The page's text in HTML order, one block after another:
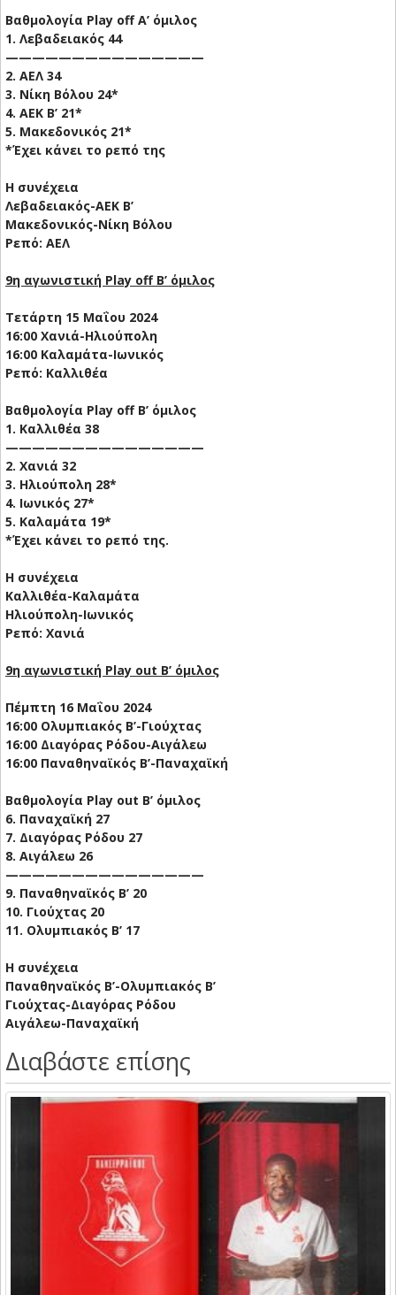
Βαθμολογία Play off Α’ όμιλος
1. Λεβαδειακός 44
———————————————
2. ΑΕΛ 34
3. Νίκη Βόλου 24*
4. ΑΕΚ Β’ 21*
5. Μακεδονικός 21*
*Έχει κάνει το ρεπό της
Η συνέχεια
Λεβαδειακός-ΑΕΚ Β’
Μακεδονικός-Νίκη Βόλου
Ρεπό: ΑΕΛ
9η αγωνιστική Play off Β’ όμιλος
Τετάρτη 15 Μαΐου 2024
16:00 Χανιά-Ηλιούπολη
16:00 Καλαμάτα-Ιωνικός
Ρεπό: Καλλιθέα
Βαθμολογία Play off Β’ όμιλος
1. Καλλιθέα 38
———————————————
2. Χανιά 32
3. Ηλιούπολη 28*
4. Ιωνικός 27*
5. Καλαμάτα 19*
*Έχει κάνει το ρεπό της.
Η συνέχεια
Καλλιθέα-Καλαμάτα
Ηλιούπολη-Ιωνικός
Ρεπό: Χανιά
9η αγωνιστική Play out Β’ όμιλος
Πέμπτη 16 Μαΐου 2024
16:00 Ολυμπιακός Β’-Γιούχτας
16:00 Διαγόρας Ρόδου-Αιγάλεω
16:00 Παναθηναϊκός Β’-Παναχαϊκή
Βαθμολογία Play out Β’ όμιλος
6. Παναχαϊκή 27
7. Διαγόρας Ρόδου 27
8. Αιγάλεω 26
———————————————
9. Παναθηναϊκός Β’ 20
10. Γιούχτας 20
11. Ολυμπιακός Β’ 17
Η συνέχεια
Παναθηναϊκός Β’-Ολυμπιακός Β’
Γιούχτας-Διαγόρας Ρόδου
Αιγάλεω-Παναχαϊκή
Διαβάστε επίσης